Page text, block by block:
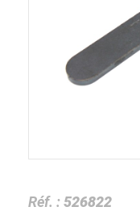
Réf. :526822